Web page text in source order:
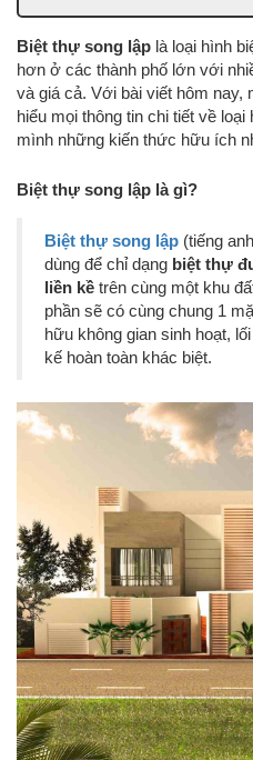
Biệt thự song lập là loại hình
hơn ở các thành phố lớn với
và giá cả. Với bài viết hôm nay,
hiểu mọi thông tin chi tiết về
mình những kiến thức hữu ích
Biệt thự song lập là gì?
Biệt thự song lập (tiếng
dùng để chỉ dạng biệt thự
liền kề trên cùng một khu
phần sẽ có cùng chung 1
hữu không gian sinh hoạt,
kế hoàn toàn khác biệt.